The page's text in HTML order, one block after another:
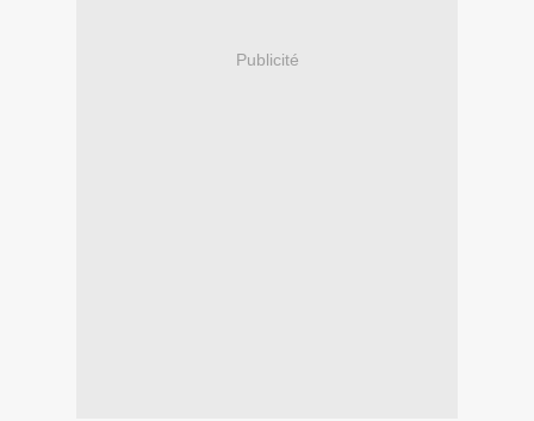
Publicité